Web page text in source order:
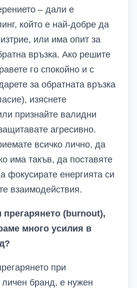
– дали е
който е най-добре да
или има опит за
връзка. Ако решите
го спокойно и с
за обратната връзка
изяснете
признайте валидни
агресивно.
всичко лично, да
има такъв, да поставяте
фокусирате енергията си
взаимодействия.
прегарянето (burnout),
много усилия в
при
личен бранд, е нужен